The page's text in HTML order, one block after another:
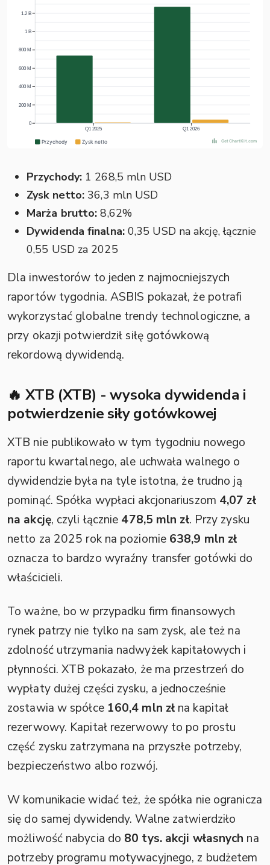
Przychody: 1 268,5 mln USD
Zysk netto: 36,3 mln USD
Marża brutto: 8,62%
Dywidenda finalna:0,35 USD na akcję, łącznie
0,55 USD za 2025
Dla inwestorów to jeden z najmocniejszych
raportów tygodnia. ASBIS pokazał, że potrafi
wykorzystać globalne trendy technologiczne, a
przy okazji potwierdził siłę gotówkową
rekordową dywidendą.
🔥 XTB (XTB) - wysoka dywidenda i
potwierdzenie siły gotówkowej
XTB nie publikowało w tym tygodniu nowego
raportu kwartalnego, ale uchwała walnego o
dywidendzie była na tyle istotna, że trudno ją
pominąć. Spółka wypłaci akcjonariuszom 4,07 zł
na akcję, czyli łącznie 478,5 mln zł. Przy zysku
netto za 2025 rok na poziomie 638,9 mln zł
oznacza to bardzo wyraźny transfer gotówki do
właścicieli.
To ważne, bo w przypadku firm finansowych
rynek patrzy nie tylko na sam zysk, ale też na
zdolność utrzymania nadwyżek kapitałowych i
płynności. XTB pokazało, że ma przestrzeń do
wypłaty dużej części zysku, a jednocześnie
zostawia w spółce 160,4 mln zł na kapitał
rezerwowy. Kapitał rezerwowy to po prostu
część zysku zatrzymana na przyszłe potrzeby,
bezpieczeństwo albo rozwój.
W komunikacie widać też, że spółka nie ogranicza
się do samej dywidendy. Walne zatwierdziło
możliwość nabycia do 80 tys. akcji własnych na
potrzeby programu motywacyjnego, z budżetem